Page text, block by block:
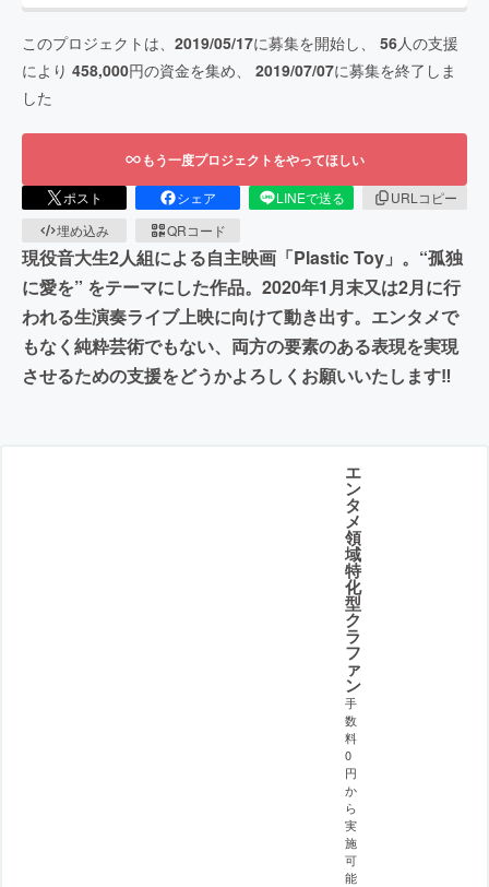
このプロジェクトは、 2019/05/17に募集を開始し、 56人の支援
により 458,000円の資金を集め、 2019/07/07に募集を終了しま
した
もう一度プロジェクトをやってほしい
ポスト シェア LINEで送る
URLコピー
埋め込み
QRコード
現役音大生2人組による自主映画「Plastic Toy」。“孤独
に愛を” をテーマにした作品。2020年1月末又は2月に行
われる生演奏ライブ上映に向けて動き出す。エンタメで
もなく純粋芸術でもない、両方の要素のある表現を実現
させるための支援をどうかよろしくお願いいたします‼︎
エ
ン
タ
メ
領
域
特
化
型
ク
ラ
フ
ァ
ン
手
数
料
0
円
か
ら
実
施
可
能